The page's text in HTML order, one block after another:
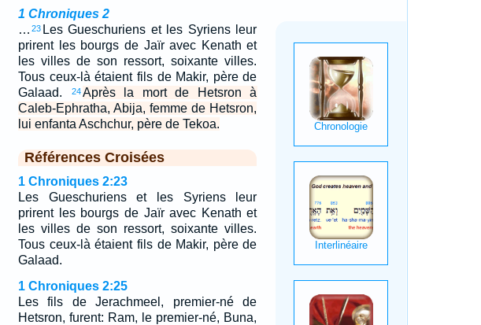
1 Chroniques 2
… 23 Les Gueschuriens et les Syriens leur
prirent les bourgs de Jaïr avec Kenath et
les villes de son ressort, soixante villes.
Tous ceux-là étaient fils de Makir, père de
Galaad.
24 Après la mort de Hetsron à
Caleb-Ephratha, Abija, femme de Hetsron,
lui enfanta Aschchur, père de Tekoa.
Références Croisées
1 Chroniques 2:23
Les Gueschuriens et les Syriens leur
prirent les bourgs de Jaïr avec Kenath et
les villes de son ressort, soixante villes.
Tous ceux-là étaient fils de Makir, père de
Galaad.
1 Chroniques 2:25
Les fils de Jerachmeel, premier-né de
Hetsron, furent: Ram, le premier-né, Buna,